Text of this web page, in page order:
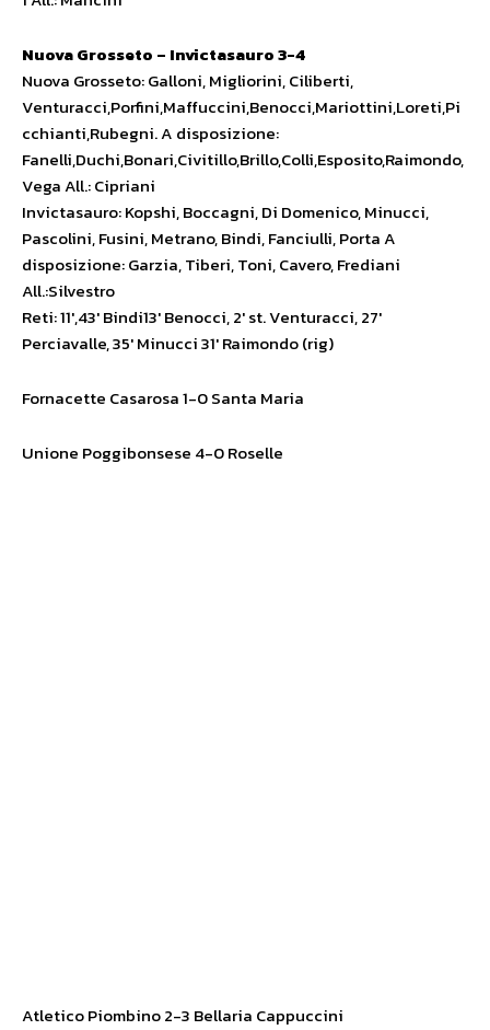
Nuova Grosseto – Invictasauro 3-4
Nuova Grosseto: Galloni, Migliorini, Ciliberti,
Venturacci,Porfini,Maffuccini,Benocci,Mariottini,Loreti,Pi
cchianti,Rubegni. A disposizione:
Fanelli,Duchi,Bonari,Civitillo,Brillo,Colli,Esposito,Raimondo,
Vega All.: Cipriani
Invictasauro: Kopshi, Boccagni, Di Domenico, Minucci,
Pascolini, Fusini, Metrano, Bindi, Fanciulli, Porta A
disposizione: Garzia, Tiberi, Toni, Cavero, Frediani
All.:Silvestro
Reti: 11′,43′ Bindi13′ Benocci, 2′ st. Venturacci, 27′
Perciavalle, 35′ Minucci 31′ Raimondo (rig)
Fornacette Casarosa 1-0 Santa Maria
Unione Poggibonsese 4-0 Roselle
Atletico Piombino 2-3 Bellaria Cappuccini